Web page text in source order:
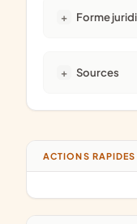
Forme
Sources
ACTIONS RAPIDES